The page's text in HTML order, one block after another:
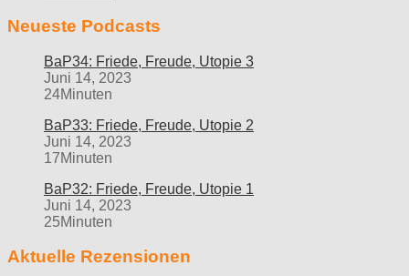
Neueste Podcasts
BaP34: Friede, Freude, Utopie 3
Juni 14, 2023
24Minuten
BaP33: Friede, Freude, Utopie 2
Juni 14, 2023
17Minuten
BaP32: Friede, Freude, Utopie 1
Juni 14, 2023
25Minuten
Aktuelle Rezensionen